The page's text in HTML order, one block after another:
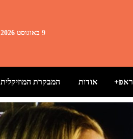
9 באוגוסט 2026 9:17
ראפ+ אודות המבקרת המוזיקלית